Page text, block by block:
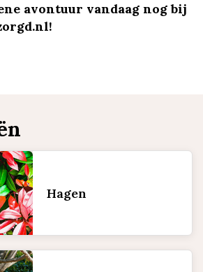
avontuur vandaag nog bij
Hagen